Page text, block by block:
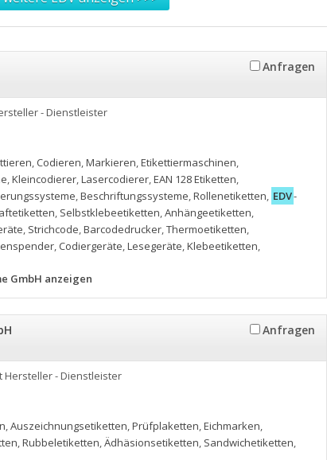
Anfragen
- Dienstleister
, Codieren,Markieren,Etikettiermaschinen,
,Kleincodierer,Lasercodierer,EAN 128 Etiketten,
,Beschriftungssysteme,Rollenetiketten, EDV-
, Selbstklebeetiketten,Anhängeetiketten,
, Strichcode,Barcodedrucker,Thermoetiketten,
, Codiergeräte,Lesegeräte,Klebeetiketten,
GmbH anzeigen
Anfragen
Hersteller - Dienstleister
,Auszeichnungsetiketten,Prüfplaketten,Eichmarken,
,Rubbeletiketten,Ädhäsionsetiketten, Sandwichetiketten,